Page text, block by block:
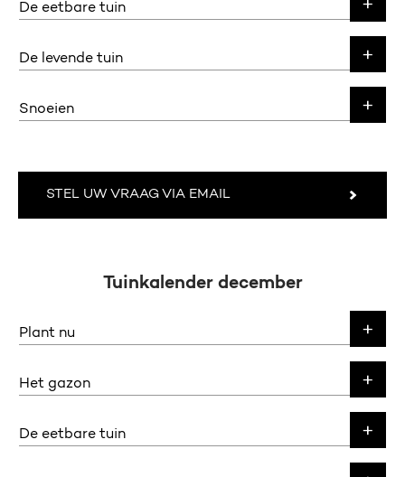
De eetbare tuin
De levende tuin
Snoeien
STEL UW VRAAG VIA EMAIL
Tuinkalender december
Plant nu
Het gazon
De eetbare tuin